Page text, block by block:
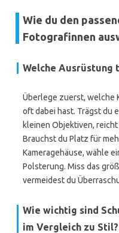
Wie du den
Fotografinnen
Welche Ausrüstung
Überlege zuerst, welche
oft dabei hast. Trägst du
kleinen Objektiven,
Brauchst du Platz für
Kameragehäuse, wähle
Polsterung. Miss das
vermeidest du
Wie wichtig sind
im Vergleich zu Stil?